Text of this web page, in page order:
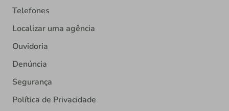
Telefones
Localizar uma agência
Ouvidoria
Denúncia
Segurança
Política de Privacidade